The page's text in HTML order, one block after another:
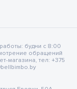
будни с 8:00
обращений
магазина, тел: +375